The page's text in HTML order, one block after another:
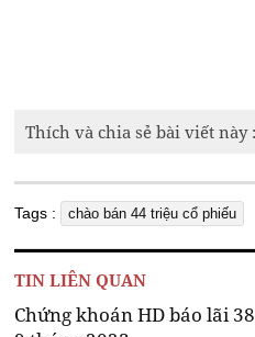
Thích và chia sẻ bài viết này :
Tags : chào bán 44 triệu cổ phiếu
TIN LIÊN QUAN
Chứng khoán HD báo lãi